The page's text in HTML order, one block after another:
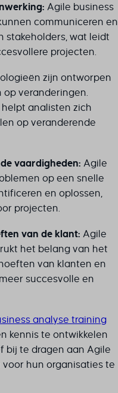
Agile business
communiceren en
stakeholders, wat leidt
projecten.
zijn ontworpen
veranderingen.
analisten zich
op veranderende
vaardigheden: Agile
op een snelle
en oplossen,
projecten.
van de klant: Agile
het belang van het
van klanten en
succesvolle en
analyse training
kennis te ontwikkelen
bij te dragen aan Agile
hun organisaties te